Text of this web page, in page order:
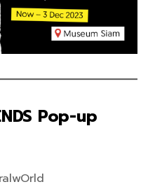
Pop-up